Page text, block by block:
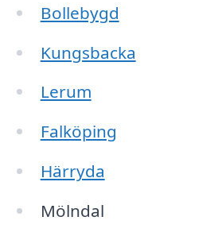
Bollebygd
Kungsbacka
Lerum
Falköping
Härryda
Mölndal